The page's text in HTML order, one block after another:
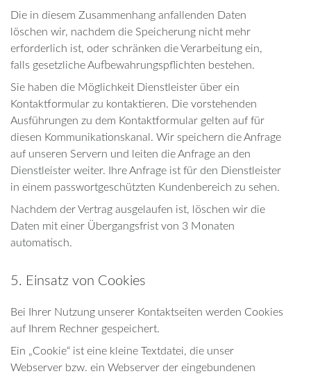
Die in diesem Zusammenhang anfallenden Daten
löschen wir, nachdem die Speicherung nicht mehr
erforderlich ist, oder schränken die Verarbeitung ein,
falls gesetzliche Aufbewahrungspflichten bestehen.
Sie haben die Möglichkeit Dienstleister über ein
Kontaktformular zu kontaktieren. Die vorstehenden
Ausführungen zu dem Kontaktformular gelten auf für
diesen Kommunikationskanal. Wir speichern die Anfrage
auf unseren Servern und leiten die Anfrage an den
Dienstleister weiter. Ihre Anfrage ist für den Dienstleister
in einem passwortgeschützten Kundenbereich zu sehen.
Nachdem der Vertrag ausgelaufen ist, löschen wir die
Daten mit einer Übergangsfrist von 3 Monaten
automatisch.
5. Einsatz von Cookies
Bei Ihrer Nutzung unserer Kontaktseiten werden Cookies
auf Ihrem Rechner gespeichert.
Ein „Cookie“ ist eine kleine Textdatei, die unser
Webserver bzw. ein Webserver der eingebundenen